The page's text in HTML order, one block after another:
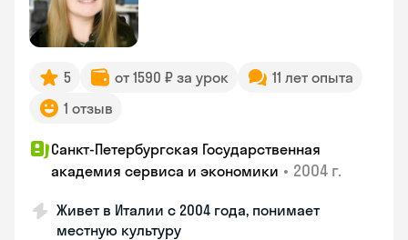
5 от 1590 ₽ за урок
11 лет опыта
1 отзыв
Санкт-Петербургская Государственная
академия сервиса и экономики • 2004 г.
Живет в Италии с 2004 года, понимает
местную культуру